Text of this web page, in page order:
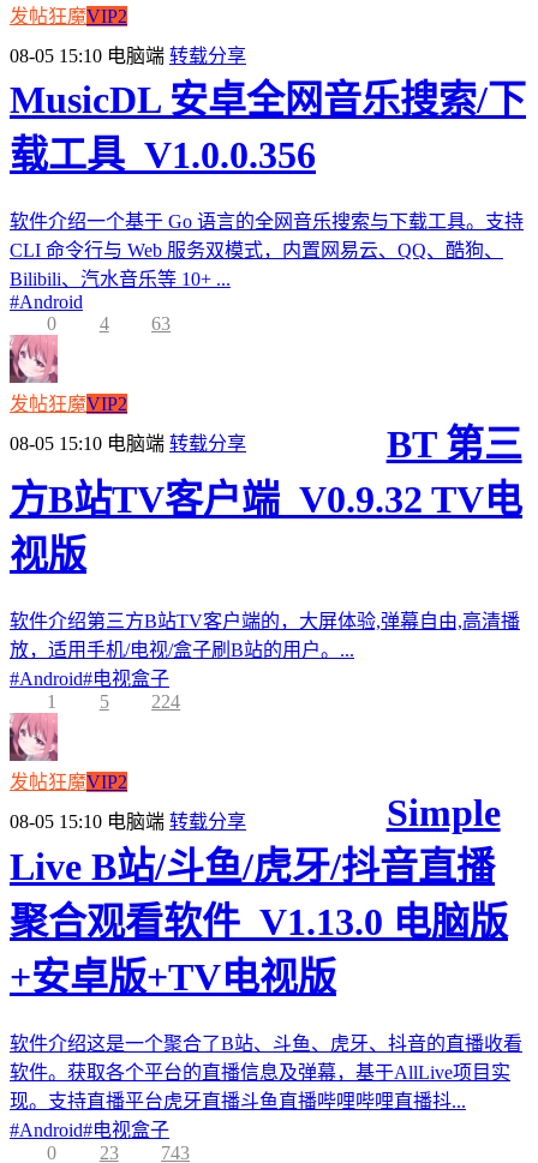
发帖狂魔VIP2
08-05 15:10 电脑端 转载分享
MusicDL 安卓全网音乐搜索/下
载工具_V1.0.0.356
软件介绍一个基于 Go 语言的全网音乐搜索与下载工具。支持
CLI 命令行与 Web 服务双模式，内置网易云、QQ、酷狗、
Bilibili、汽水音乐等 10+ ...
#Android
0
4 63
发帖狂魔VIP2
08-05 15:10 电脑端 转载分享
BT 第三
方B站TV客户端_V0.9.32 TV电
视版
软件介绍第三方B站TV客户端的，大屏体验,弹幕自由,高清播
放，适用手机/电视/盒子刷B站的用户。...
#Android#电视盒子
1
5 224
发帖狂魔VIP2
08-05 15:10 电脑端 转载分享
Simple
Live B站/斗鱼/虎牙/抖音直播
聚合观看软件_V1.13.0 电脑版
+安卓版+TV电视版
软件介绍这是一个聚合了B站、斗鱼、虎牙、抖音的直播收看
软件。获取各个平台的直播信息及弹幕，基于AllLive项目实
现。支持直播平台虎牙直播斗鱼直播哔哩哔哩直播抖...
#Android#电视盒子
0
23 743